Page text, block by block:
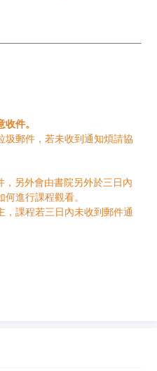
件。
圾郵件，若未收到通知煩請協
，另外會由書院另外於三日內
進行課程觀看。
課程若三日內未收到郵件通